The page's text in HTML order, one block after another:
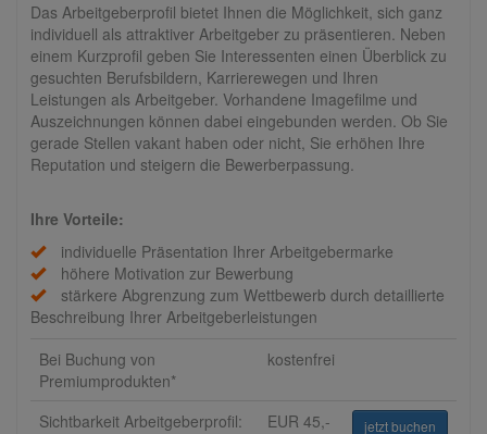
Das Arbeitgeberprofil bietet Ihnen die Möglichkeit, sich ganz
individuell als attraktiver Arbeitgeber zu präsentieren. Neben
einem Kurzprofil geben Sie Interessenten einen Überblick zu
gesuchten Berufsbildern, Karrierewegen und Ihren
Leistungen als Arbeitgeber. Vorhandene Imagefilme und
Auszeichnungen können dabei eingebunden werden. Ob Sie
gerade Stellen vakant haben oder nicht, Sie erhöhen Ihre
Reputation und steigern die Bewerberpassung.
Ihre Vorteile:
individuelle Präsentation Ihrer Arbeitgebermarke
höhere Motivation zur Bewerbung
stärkere Abgrenzung zum Wettbewerb durch detaillierte
Beschreibung Ihrer Arbeitgeberleistungen
Bei Buchung von
Premiumprodukten*
kostenfrei
Sichtbarkeit Arbeitgeberprofil:
EUR 45,- jetzt buchen